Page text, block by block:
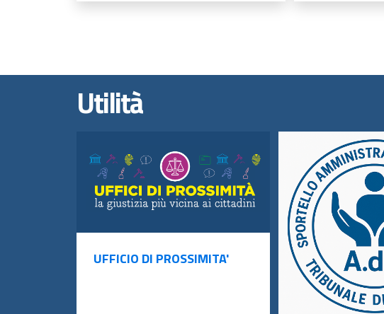
Utilità
UFFICIO DI PROSSIMITA'